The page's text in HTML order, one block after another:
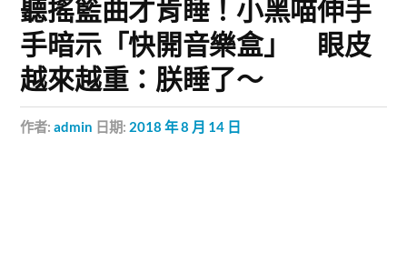
聽搖籃曲才肯睡！小黑喵伸手
手暗示「快開音樂盒」 眼皮
越來越重：朕睡了～
作者:admin 日期: 2018 年 8 月 14 日